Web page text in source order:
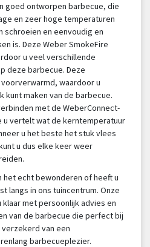
goed ontworpen barbecue, die
en zeer hoge temperaturen
schroeien en eenvoudig en
is. Deze Weber SmokeFire
u veel verschillende
deze barbecue. Deze
waardoor u
kunt maken van de barbecue.
met de WeberConnect-
u vertelt wat de kerntemperatuur
u het beste het stuk vlees
u dus elke keer weer
het echt bewonderen of heeft u
langs in ons tuincentrum. Onze
met persoonlijk advies en
van de barbecue die perfect bij
van een
barbecueplezier.